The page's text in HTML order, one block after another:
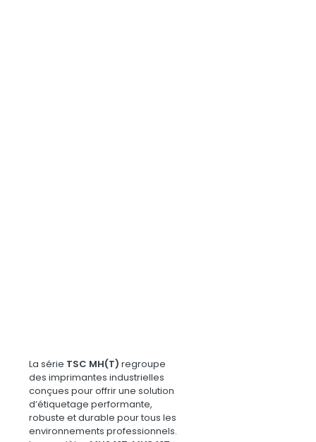
La série TSC MH(T) regroupe
des imprimantes industrielles
conçues pour offrir une solution
d’étiquetage performante,
robuste et durable pour tous les
environnements professionnels.